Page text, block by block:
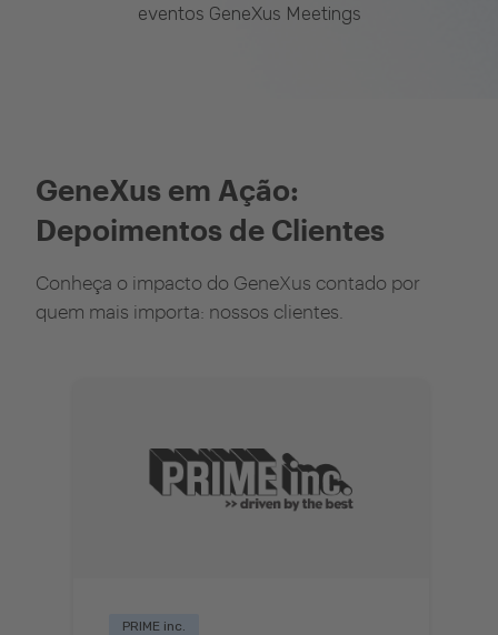
eventos GeneXus Meetings
GeneXus em Ação:
Depoimentos de Clientes
Conheça o impacto do GeneXus contado por
quem mais importa: nossos clientes.
PRIME inc.